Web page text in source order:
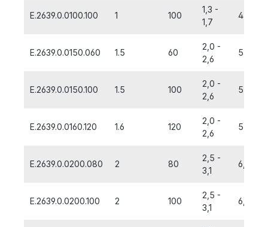
E.2639.0.0100.100 1 100
1,3 -
1,7
4,0
E.2639.0.0150.060 1.5 60
2,0 -
2,6
5,0
E.2639.0.0150.100 1.5 100
2,0 -
2,6
5,0
E.2639.0.0160.120 1.6 120
2,0 -
2,6
5,0
E.2639.0.0200.080 2 80
2,5 -
3,1
6,0
E.2639.0.0200.100 2 100
2,5 -
3,1
6,0